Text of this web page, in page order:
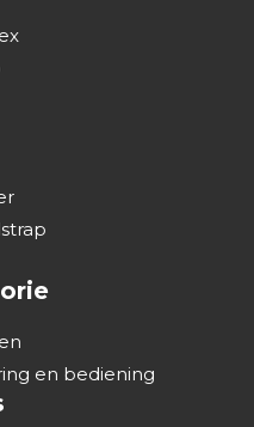
en bediening